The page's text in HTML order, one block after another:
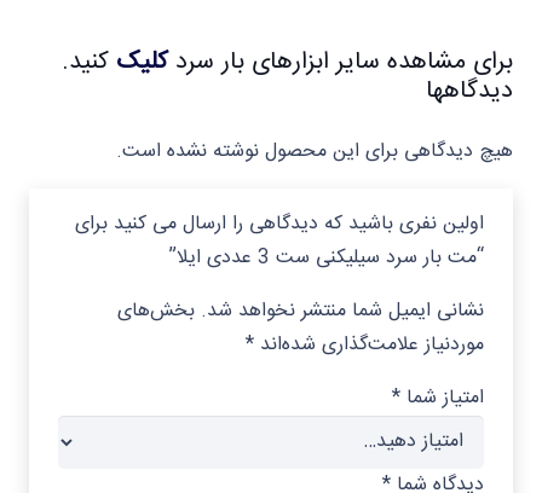
برای مشاهده سایر ابزارهای بار سردکلیک کنید.
دیدگاهها
هیچ دیدگاهی برای این محصول نوشته نشده است.
اولین نفری باشید که دیدگاهی را ارسال می کنید برای
“مت بار سرد سیلیکنی ست 3 عددی ایلا”
نشانی ایمیل شما منتشر نخواهد شد. بخش‌های
موردنیاز علامت‌گذاری شده‌اند *
امتیاز شما *
دیدگاه شما *